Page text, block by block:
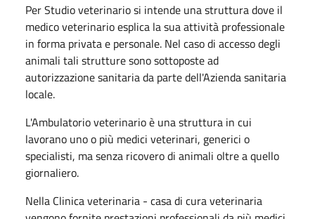
Per Studio veterinario si intende una struttura dove il
medico veterinario esplica la sua attività professionale
in forma privata e personale. Nel caso di accesso degli
animali tali strutture sono sottoposte ad
autorizzazione sanitaria da parte dell'Azienda sanitaria
locale.
L'Ambulatorio veterinario è una struttura in cui
lavorano uno o più medici veterinari, generici o
specialisti, ma senza ricovero di animali oltre a quello
giornaliero.
Nella Clinica veterinaria - casa di cura veterinaria